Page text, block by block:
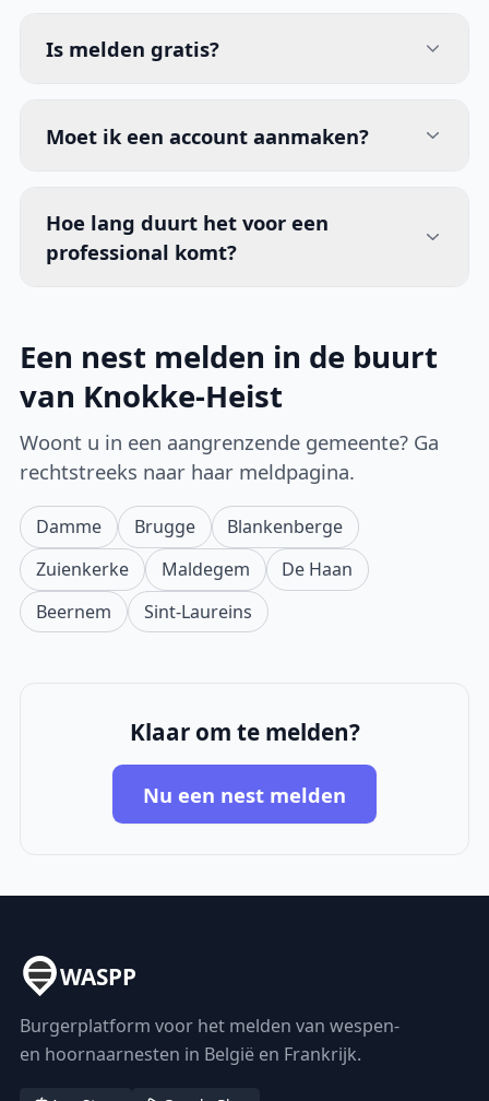
Is melden gratis?
Moet ik een account aanmaken?
Hoe lang duurt het voor een
professional komt?
Een nest melden in de buurt
van Knokke-Heist
Woont u in een aangrenzende gemeente? Ga
rechtstreeks naar haar meldpagina.
Damme Brugge
Blankenberge
Zuienkerke
Maldegem
De Haan
Beernem
Sint-Laureins
Klaar om te melden?
Nu een nest melden
WASPP
Burgerplatform voor het melden van wespen-
en hoornaarnesten in België en Frankrijk.